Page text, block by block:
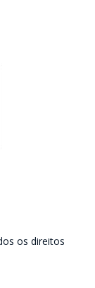
os direitos